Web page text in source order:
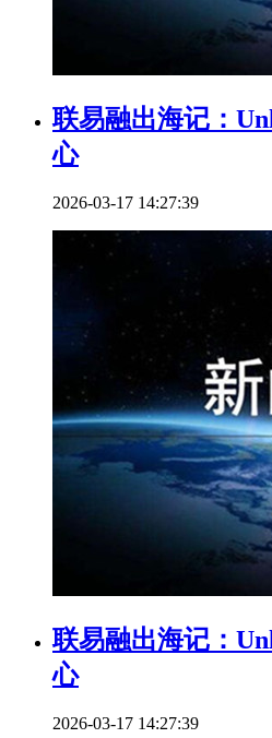
联易融出海记：
心
2026-03-17 14:27:39
联易融出海记：
心
2026-03-17 14:27:39